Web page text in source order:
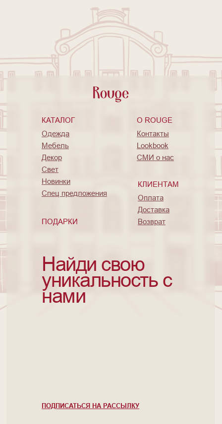
КАТАЛОГ
ПОДАРКИ
O ROUGE
КЛИЕНТАМ
Одежда
Мебель
Декор
Свет
Новинки
Спец предложения
Контакты
Lookbook
СМИ о нас
Оплата
Доставка
Возврат
Найди свою
уникальность с
нами
ПОДПИСАТЬСЯ НА РАССЫЛКУ